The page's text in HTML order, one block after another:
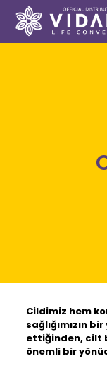
Cildimiz hem
sağlığımızın
ettiğinden, cilt
önemli bir